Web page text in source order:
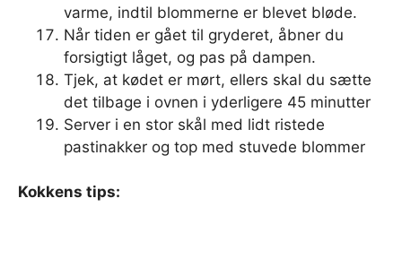
varme, indtil blommerne er blevet bløde.
Når tiden er gået til gryderet, åbner du
forsigtigt låget, og pas på dampen.
Tjek, at kødet er mørt, ellers skal du sætte
det tilbage i ovnen i yderligere 45 minutter
Server i en stor skål med lidt ristede
pastinakker og top med stuvede blommer
Kokkens tips: